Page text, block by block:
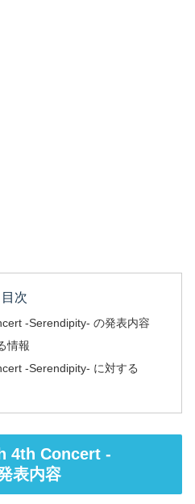
目次
-Serendipity- の発表内容
情報
-Serendipity- に対する
4th Concert -
表内容